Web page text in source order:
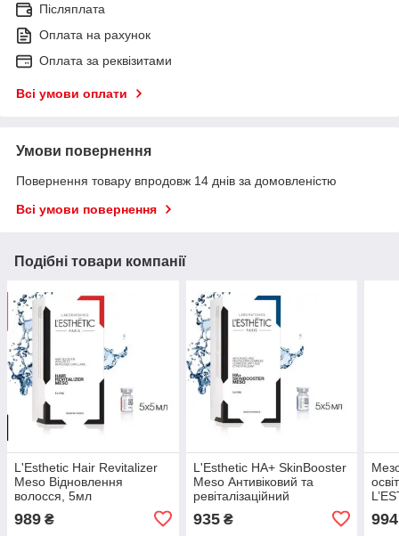
Післяплата
Оплата на рахунок
Оплата за реквізитами
Всі умови оплати
Умови повернення
Повернення товару впродовж 14 днів за домовленістю
Всі умови повернення
Подібні товари компанії
L'Esthetic Hair Revitalizer
Meso Відновлення
волосся, 5мл
989 ₴
L'Esthetic HA+ SkinBooster
Meso Антивіковий та
ревіталізаційний
935₴ 994